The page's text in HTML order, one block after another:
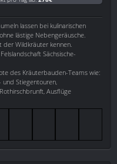
lassen bei kulinarischen
lästige Nebengeräusche.
der Wildkräuter kennen.
Sächsische-
des Kräuterbauden-Teams wie:
und Stiegentouren,
Ausflüge